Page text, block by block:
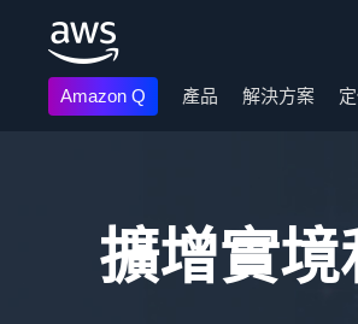
Amazon Q 產品 解決方案
擴增實境